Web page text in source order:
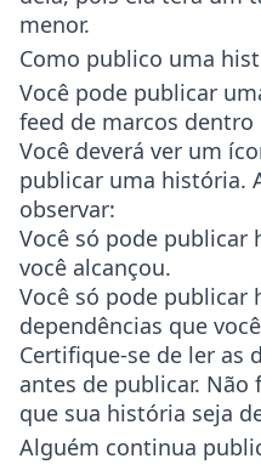
menor.
Como publico uma
Você pode publicar
feed de marcos dentro
Você deverá ver um
publicar uma história.
observar:
Você só pode publicar
você alcançou.
Você só pode publicar
dependências que
Certifique-se de ler as
antes de publicar. Não
que sua história seja
Alguém continua